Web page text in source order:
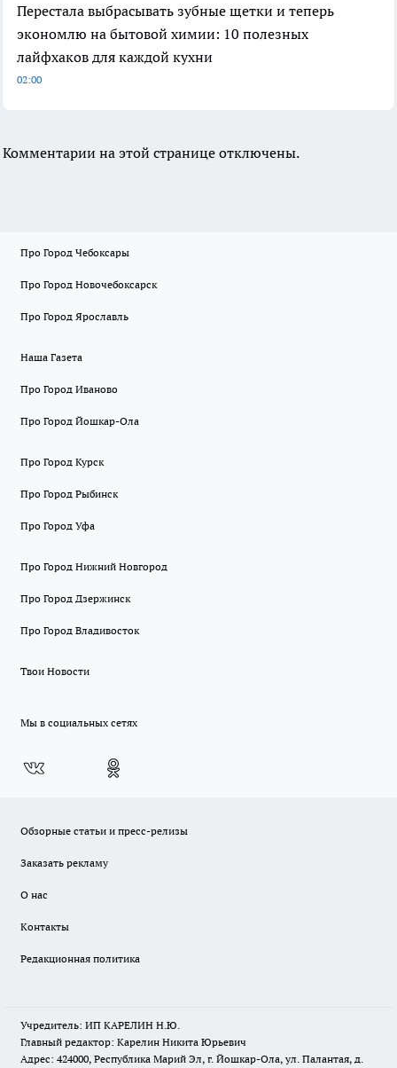
Перестала выбрасывать зубные щетки и теперь
экономлю на бытовой химии: 10 полезных
лайфхаков для каждой кухни
02:00
Комментарии на этой странице отключены.
Про Город Чебоксары
Про Город Новочебоксарск
Про Город Ярославль
Наша Газета
Про Город Иваново
Про Город Йошкар-Ола
Про Город Курск
Про Город Рыбинск
Про Город Уфа
Про Город Нижний Новгород
Про Город Дзержинск
Про Город Владивосток
Твои Новости
Мы в социальных сетях
Обзорные статьи и пресс-релизы
Заказать рекламу
О нас
Контакты
Редакционная политика
Учредитель: ИП КАРЕЛИН Н.Ю.
Главный редактор: Карелин Никита Юрьевич
Адрес: 424000, Республика Марий Эл, г. Йошкар-Ола, ул. Палантая, д.